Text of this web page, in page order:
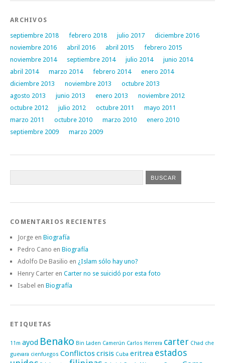
ARCHIVOS
septiembre 2018 febrero 2018 julio 2017
diciembre 2016
noviembre 2016
abril 2016 abril 2015
febrero 2015
noviembre 2014
septiembre 2014 julio 2014
junio 2014
abril 2014
marzo 2014 febrero 2014
enero 2014
diciembre 2013
noviembre 2013
octubre 2013
agosto 2013
junio 2013 enero 2013
noviembre 2012
octubre 2012
julio 2012 octubre 2011
mayo 2011
marzo 2011
octubre 2010 marzo 2010
enero 2010
septiembre 2009
marzo 2009
COMENTARIOS RECIENTES
Jorge en Biografía
Pedro Cano en Biografía
Adolfo De Basilio en ¿Islam sólo hay uno?
Henry Carter en Carter no se suicidó por esta foto
Isabel en Biografía
ETIQUETAS
11m ayod Benako Bin Laden Camerún Carlos Herrera carter Chad che
guevara cienfuegos Conflictoscrisis Cuba eritrea estados